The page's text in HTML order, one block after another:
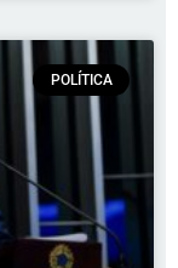
POLÍTICA